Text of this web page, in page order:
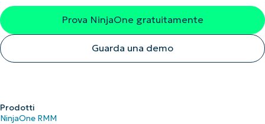
Prova NinjaOne gratuitamente
Guarda una demo
Prodotti
NinjaOne RMM